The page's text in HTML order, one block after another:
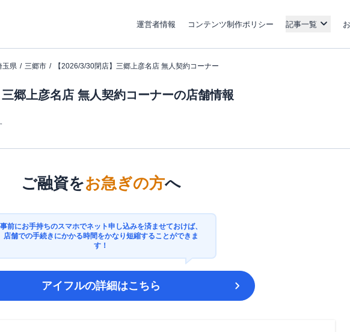
運営者情報 コンテンツ制作ポリシー 記事一覧
玉県 三郷市 【2026/3/30閉店】三郷上彦名店 無人契約コーナー
郷上彦名店 無人契約コーナーの店舗情報
ご融資をお急ぎの方へ
事前にお手持ちのスマホでネット申し込みを済ませておけば、
店舗での手続きにかかる時間をかなり短縮することができま
す！
アイフルの詳細はこちら